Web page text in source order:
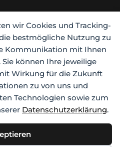
wir Cookies und Tracking-
bestmögliche Nutzung zu
Kommunikation mit Ihnen
können Ihre jeweilige
Wirkung für die Zukunft
zu von uns und
Technologien sowie zum
Datenschutzerklärung.
Baumaschinenzubehör
Warenzeichen
ihrer jeweiligen